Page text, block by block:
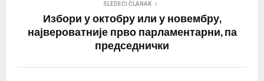
SLEDEĆI ČLANAK
Избори у октобру или у новембру,
највероватније прво парламентарни, па
председнички